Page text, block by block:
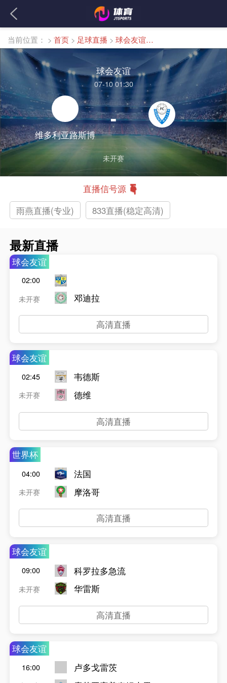
当前位置： > 首页 > 足球直播 > 球会友谊直播
球会友谊
07-10 01:30
维多利亚路斯博
-
未开赛
直播信号源
雨燕直播(专业)
833直播(稳定高清)
最新直播
球会友谊
02:00
未开赛
邓迪拉
高清直播
球会友谊
02:45
未开赛
韦德斯
德维
高清直播
世界杯
04:00
未开赛
法国
摩洛哥
高清直播
球会友谊
09:00
未开赛
科罗拉多急流
华雷斯
高清直播
球会友谊
16:00
卢多戈雷茨